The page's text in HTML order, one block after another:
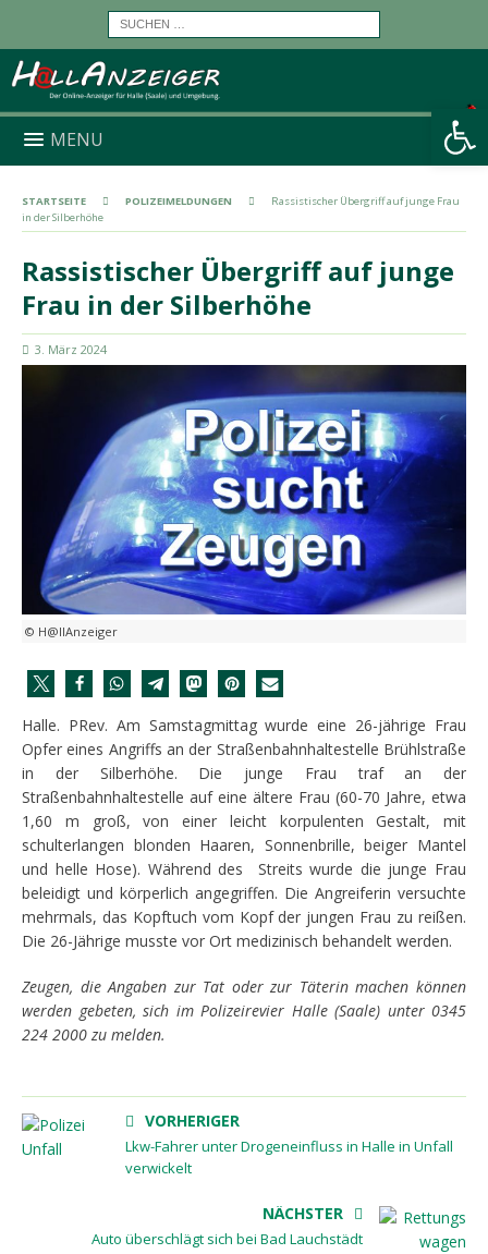
Werkzeugleiste öffnen
MENU
STARTSEITE POLIZEIMELDUNGEN
Rassistischer Übergriff auf junge Frau
in der Silberhöhe
Rassistischer Übergriff auf junge
Frau in der Silberhöhe
3. März 2024
© H@llAnzeiger
Halle. PRev. Am Samstagmittag wurde eine 26-jährige Frau
Opfer eines Angriffs an der Straßenbahnhaltestelle Brühlstraße
in der Silberhöhe. Die junge Frau traf an der
Straßenbahnhaltestelle auf eine ältere Frau (60-70 Jahre, etwa
1,60 m groß, von einer leicht korpulenten Gestalt, mit
schulterlangen blonden Haaren, Sonnenbrille, beiger Mantel
und helle Hose). Während des Streits wurde die junge Frau
beleidigt und körperlich angegriffen. Die Angreiferin versuchte
mehrmals, das Kopftuch vom Kopf der jungen Frau zu reißen.
Die 26-Jährige musste vor Ort medizinisch behandelt werden.
Zeugen, die Angaben zur Tat oder zur Täterin machen können
werden gebeten, sich im Polizeirevier Halle (Saale) unter 0345
224 2000 zu melden.
VORHERIGER
Lkw-Fahrer unter Drogeneinfluss in Halle in Unfall
verwickelt
NÄCHSTER
Auto überschlägt sich bei Bad Lauchstädt